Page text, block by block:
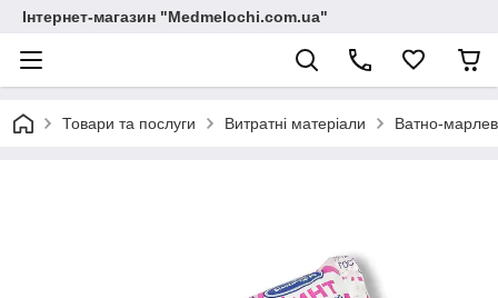
Інтернет-магазин "Medmelochi.com.ua"
Товари та послуги Витратні матеріали Ватно-